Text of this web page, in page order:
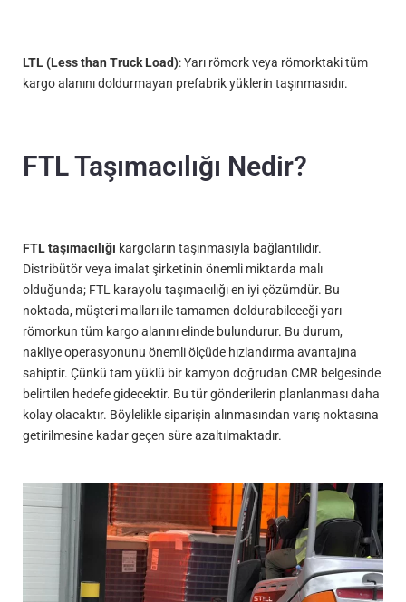
LTL (Less than Truck Load): Yarı römork veya römorktaki tüm
kargo alanını doldurmayan prefabrik yüklerin taşınmasıdır.
FTL Taşımacılığı Nedir?
FTL taşımacılığı kargoların taşınmasıyla bağlantılıdır.
Distribütör veya imalat şirketinin önemli miktarda malı
olduğunda; FTL karayolu taşımacılığı en iyi çözümdür. Bu
noktada, müşteri malları ile tamamen doldurabileceği yarı
römorkun tüm kargo alanını elinde bulundurur. Bu durum,
nakliye operasyonunu önemli ölçüde hızlandırma avantajına
sahiptir. Çünkü tam yüklü bir kamyon doğrudan CMR belgesinde
belirtilen hedefe gidecektir. Bu tür gönderilerin planlanması daha
kolay olacaktır. Böylelikle siparişin alınmasından varış noktasına
getirilmesine kadar geçen süre azaltılmaktadır.